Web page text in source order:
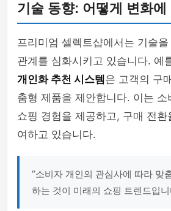
기술 동향: 어떻게 변화
프리미엄 셀렉트샵에서는 기술
관계를 심화시키고 있습니다. 예
개인화 추천 시스템 은 고객의 구
춤형 제품을 제안합니다. 이는
쇼핑 경험을 제공하고, 구매 전환
여하고 있습니다.
“소비자 개인의 관심사에 따라 맞
하는 것이 미래의 쇼핑 트렌드입니